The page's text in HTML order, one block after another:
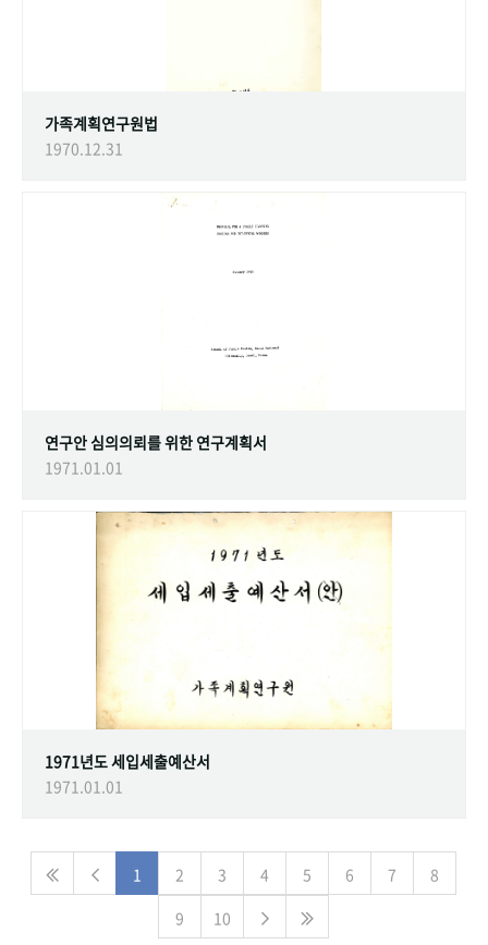
가족계획연구원법
1970.12.31
연구안 심의의뢰를 위한 연구계획서
1971.01.01
1971년도 세입세출예산서
1971.01.01
1 2 3 4 5 6 7
8
9
10